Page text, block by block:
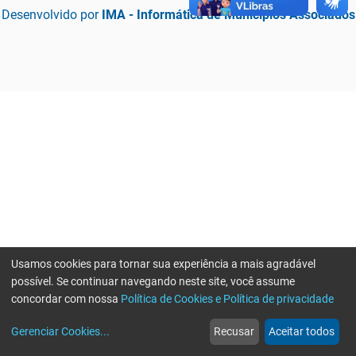
Desenvolvido por IMA - Informática de Municípios Associados
web
Notícias
more_horiz
Mais
Usamos cookies para tornar sua experiência a mais agradável
possível. Se continuar navegando neste site, você assume
concordar com nossa Política de Cookies e Política de privacidade
Gerenciar Cookies... Recusar Aceitar todos
Erro ao enviar informações, por favor tente novamente